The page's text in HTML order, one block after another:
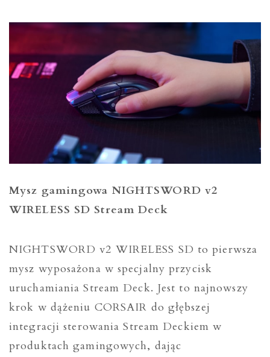
Mysz gamingowa NIGHTSWORD v2
WIRELESS SD Stream Deck
NIGHTSWORD v2 WIRELESS SD to pierwsza
mysz wyposażona w specjalny przycisk
uruchamiania Stream Deck. Jest to najnowszy
krok w dążeniu CORSAIR do głębszej
integracji sterowania Stream Deckiem w
produktach gamingowych, dając